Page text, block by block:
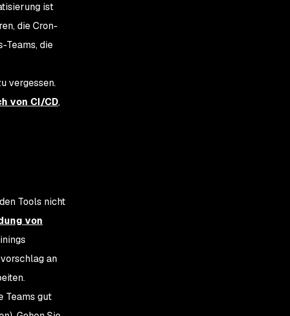
ist
die Cron-
Teams, die
vergessen.
von CI/CD,
Tools nicht
von
an
Teams gut